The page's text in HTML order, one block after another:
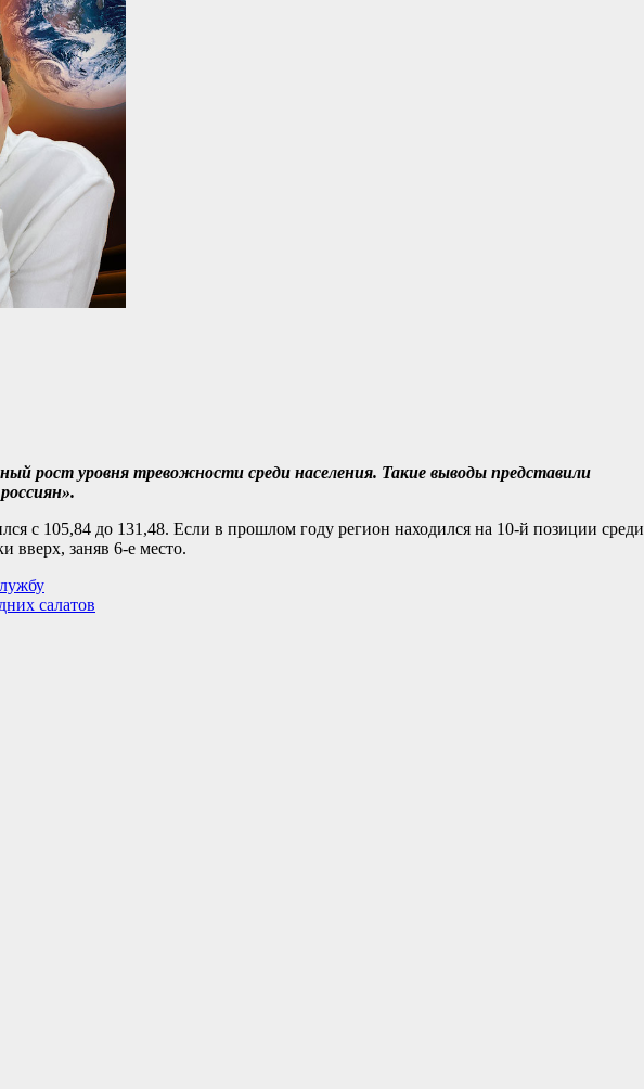
рост уровня тревожности среди населения. Такие выводы представили
с 105,84 до 131,48. Если в прошлом году регион находился на 10-й позиции среди
вверх, заняв 6-е место.
салатов